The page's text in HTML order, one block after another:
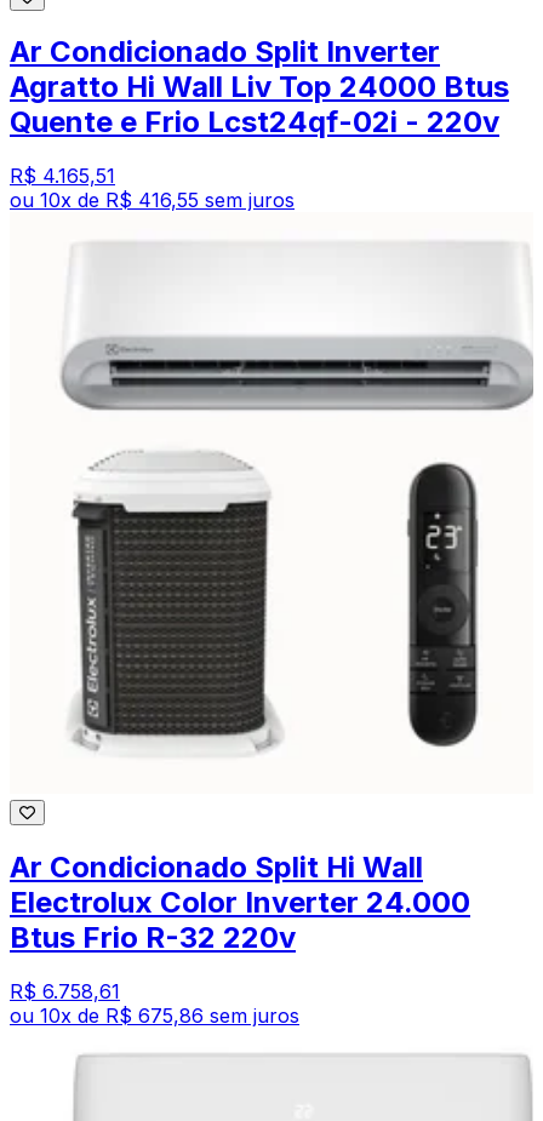
Ar Condicionado Split Inverter
Agratto Hi Wall Liv Top 24000 Btus
Quente e Frio Lcst24qf-02i - 220v
R$ 4.165,51
ou 10x de R$ 416,55 sem juros
Ar Condicionado Split Hi Wall
Electrolux Color Inverter 24.000
Btus Frio R-32 220v
R$ 6.758,61
ou 10x de R$ 675,86 sem juros